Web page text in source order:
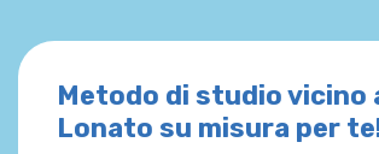
Metodo di studio vicino
Lonato su misura per